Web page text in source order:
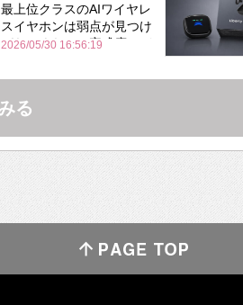
最上位クラスのAIワイヤレ
スイヤホンは弱点が見つけ
づらいくらいの完成度にび
Bose並み
2026/05/30 16:56:19
る